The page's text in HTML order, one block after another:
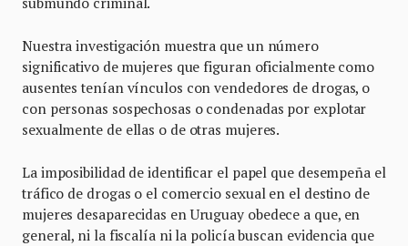
Nuestra investigación muestra que un número
significativo de mujeres que figuran oficialmente como
ausentes tenían vínculos con vendedores de drogas, o
con personas sospechosas o condenadas por explotar
sexualmente de ellas o de otras mujeres.
La imposibilidad de identificar el papel que desempeña el
tráfico de drogas o el comercio sexual en el destino de
mujeres desaparecidas en Uruguay obedece a que, en
general, ni la fiscalía ni la policía buscan evidencia que